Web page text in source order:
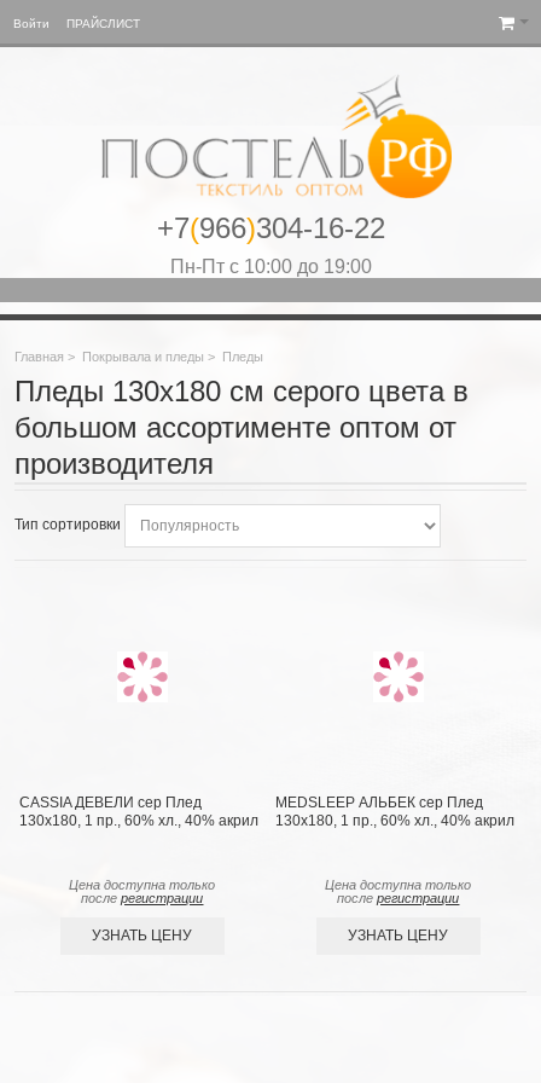
Войти ПРАЙСЛИСТ
+7(966)304-16-22
Пн-Пт с 10:00 до 19:00
Главная > Покрывала и пледы > Пледы
Пледы 130х180 см серого цвета в
большом ассортименте оптом от
производителя
Тип сортировки
CASSIA ДЕВЕЛИ сер Плед
130x180, 1 пр., 60% хл., 40% акрил
Цена доступна только
послерегистрации
УЗНАТЬ ЦЕНУ
MEDSLEEP АЛЬБЕК сер Плед
130x180, 1 пр., 60% хл., 40% акрил
Цена доступна только
послерегистрации
УЗНАТЬ ЦЕНУ